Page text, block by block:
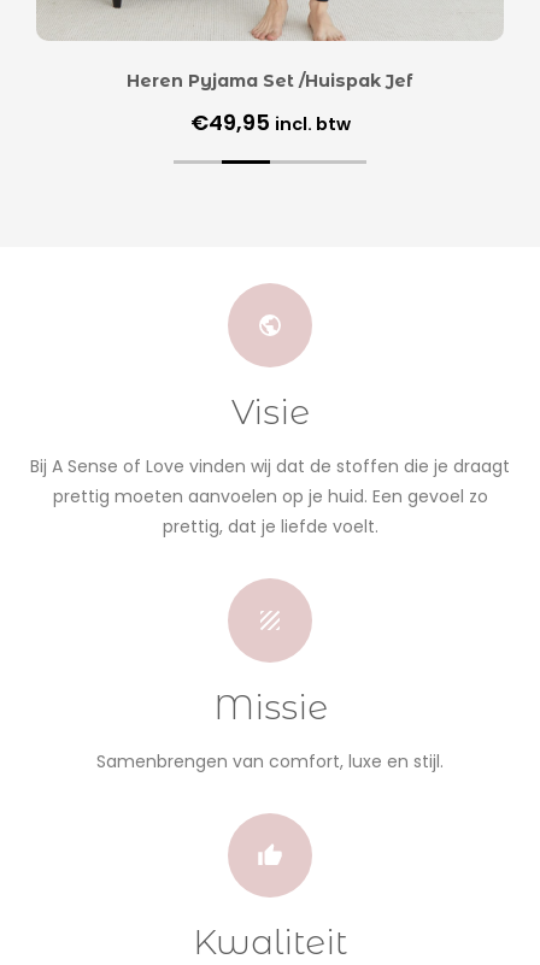
Heren Pyjama Set /Huispak Jef
€49,95 incl. btw
Visie
Bij A Sense of Love vinden wij dat de stoffen die je draagt
prettig moeten aanvoelen op je huid. Een gevoel zo
prettig, dat je liefde voelt.
Missie
Samenbrengen van comfort, luxe en stijl.
Kwaliteit